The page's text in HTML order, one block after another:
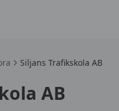
Siljans Trafikskola AB
AB